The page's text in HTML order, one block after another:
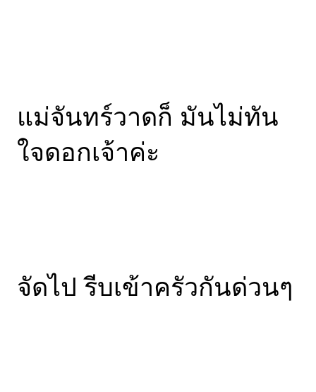
แม่จันทร์วาดก็ มันไม่ทัน
ใจดอกเจ้าค่ะ
จัดไป รีบเข้าครัวกันด่วนๆ